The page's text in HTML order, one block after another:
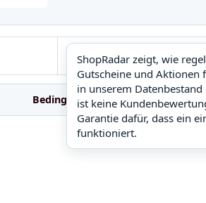
ShopRadar
noch keine Daten
ShopRadar zeigt, wie
Gutscheine und Aktionen
in unserem Datenbestand
ist keine
Garantie dafür, dass ein
funktioniert.
Bedingungen FAQ